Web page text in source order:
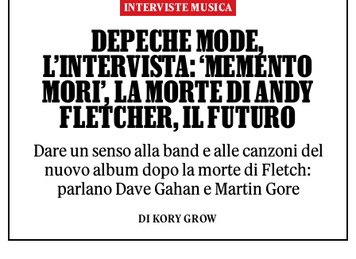
INTERVISTE MUSICA
DEPECHE MODE,
L’INTERVISTA: ‘MEMENTO
MORI’, LA MORTE DI ANDY
FLETCHER, IL FUTURO
Dare un senso alla band e alle canzoni del
nuovo album dopo la morte di Fletch:
parlano Dave Gahan e Martin Gore
DI KORY GROW